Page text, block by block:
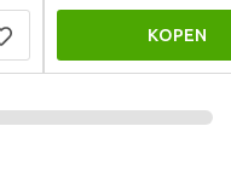
KOPEN